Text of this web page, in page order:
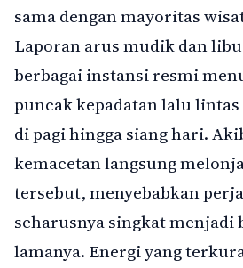
sama dengan mayoritas
Laporan arus mudik dan
berbagai instansi resmi
puncak kepadatan lalu
di pagi hingga siang hari.
kemacetan langsung
tersebut, menyebabkan
seharusnya singkat menjadi
lamanya. Energi yang